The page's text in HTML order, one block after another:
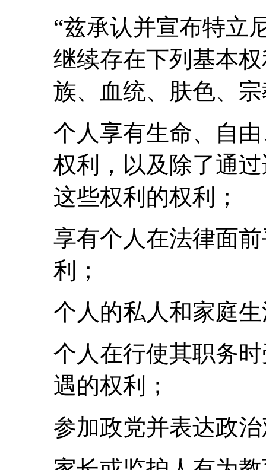
“兹承认并宣布特立
继续存在下列基本
族、血统、肤色、
个人享有生命、自
权利，以及除了通
这些权利的权利；
享有个人在法律面
利；
个人的私人和家庭
个人在行使其职务
遇的权利；
参加政党并表达政